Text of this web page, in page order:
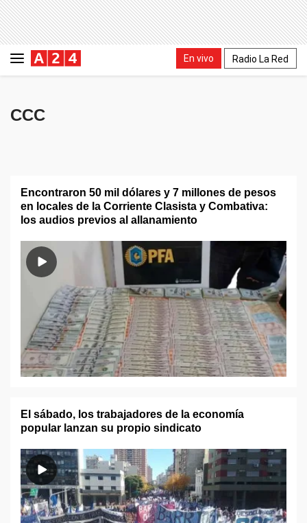
En vivo Radio La Red
CCC
Encontraron 50 mil dólares y 7 millones de pesos
en locales de la Corriente Clasista y Combativa:
los audios previos al allanamiento
El sábado, los trabajadores de la economía
popular lanzan su propio sindicato